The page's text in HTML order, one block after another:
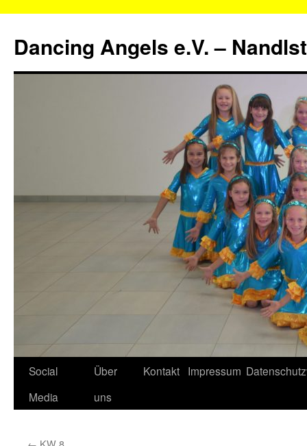
springen
Dancing Angels e.V. –
Social
Media
Über
uns
Kontakt Impressum